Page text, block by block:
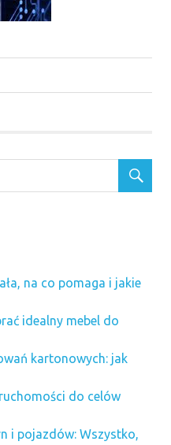
na co pomaga i jakie
idealny mebel do
kartonowych: jak
do celów
i pojazdów: Wszystko,